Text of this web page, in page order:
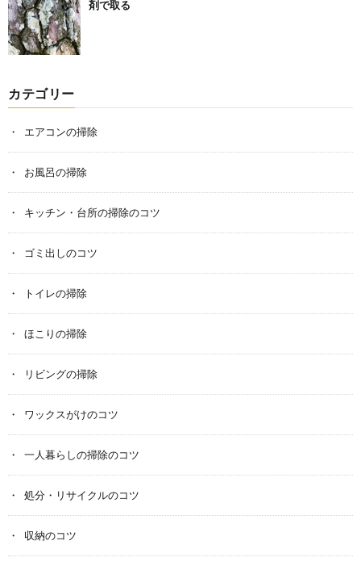
剤で取る
カテゴリー
エアコンの掃除
お風呂の掃除
キッチン・台所の掃除のコツ
ゴミ出しのコツ
トイレの掃除
ほこりの掃除
リビングの掃除
ワックスがけのコツ
一人暮らしの掃除のコツ
処分・リサイクルのコツ
収納のコツ